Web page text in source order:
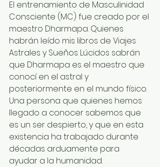
El entrenamiento de Masculinidad
Consciente (MC) fue creado por el
maestro Dharmapa. Quienes
habrán leído mis libros de Viajes
Astrales y Sueños Lúcidos sabrán
que Dharmapa es el maestro que
conocí en el astral y
posteriormente en el mundo físico.
Una persona que quienes hemos
llegado a conocer sabemos que
es un ser despierto, y que en esta
existencia ha trabajado durante
décadas arduamente para
ayudar a la humanidad.